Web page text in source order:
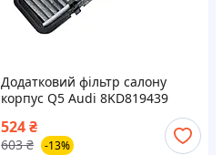
Додатковий фільтр салону
корпус Q5 Audi 8KD819439
524₴
603 ₴ -13%